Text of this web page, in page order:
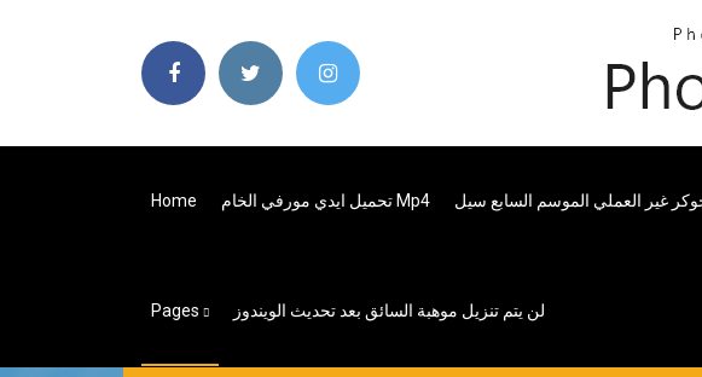
Home تحميل ايدي مورفي الخام Mp4 غير العملي الموسم السابع سيل
Pages لن يتم تنزيل موهبة السائق بعد تحديث الويندوز